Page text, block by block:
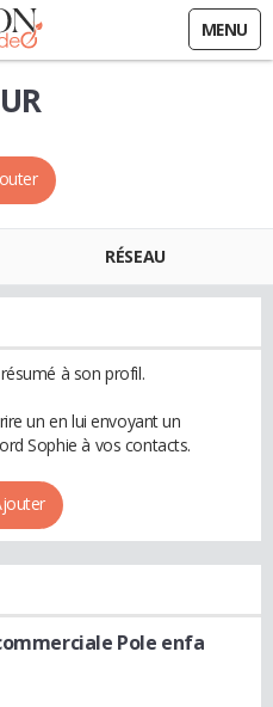
MENU
RÉSEAU
à son profil.
un en lui envoyant un
Sophie à vos contacts.
Pole enfa